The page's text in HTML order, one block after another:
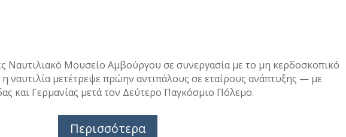
Ναυτιλιακό Μουσείο Αμβούργου σε συνεργασία με το μη κερδοσκοπικό
ναυτιλία μετέτρεψε πρώην αντιπάλους σε εταίρους ανάπτυξης — με
και Γερμανίας μετά τον Δεύτερο Παγκόσμιο Πόλεμο.
Περισσότερα